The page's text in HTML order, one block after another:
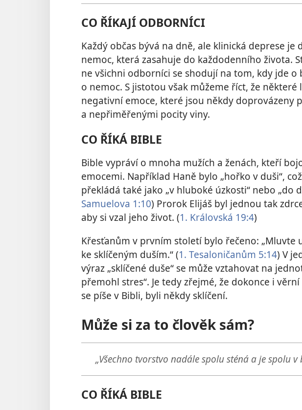
CO ŘÍKAJÍ ODBORNÍCI
Každý občas bývá na dně, ale klinická deprese
nemoc, která zasahuje do každodenního života.
ne všichni odborníci se shodují na tom, kdy jde o
o nemoc. S jistotou však můžeme říct, že některé
negativní emoce, které jsou někdy doprovázeny
a nepřiměřenými pocity viny.
CO ŘÍKÁ BIBLE
Bible vypráví o mnoha mužích a ženách, kteří
emocemi. Například Haně bylo „hořko v duši“,
překládá také jako „v hluboké úzkosti“ nebo „do
Samuelova 1:10) Prorok Elijáš byl jednou tak
aby si vzal jeho život. (1. Královská 19:4)
Křesťanům v prvním století bylo řečeno: „Mluvte
ke sklíčeným duším.“ (1. Tesaloničanům 5:14) V
výraz „sklíčené duše“ se může vztahovat na
přemohl stres“. Je tedy zřejmé, že dokonce i
se píše v Bibli, byli někdy sklíčení.
Může si za to člověk sám?
„Všechno tvorstvo nadále spolu sténá a je spolu v
CO ŘÍKÁ BIBLE